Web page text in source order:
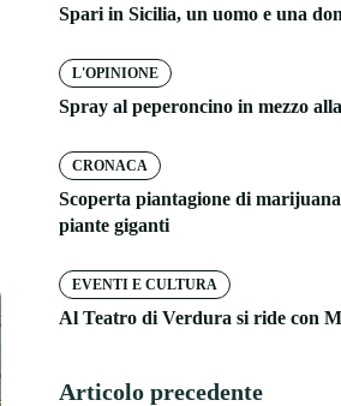
Spari in Sicilia, un uomo e una
L'OPINIONE
Spray al peperoncino in mezzo
CRONACA
Scoperta piantagione di
piante giganti
EVENTI E CULTURA
Al Teatro di Verdura si ride con
Articolo precedente